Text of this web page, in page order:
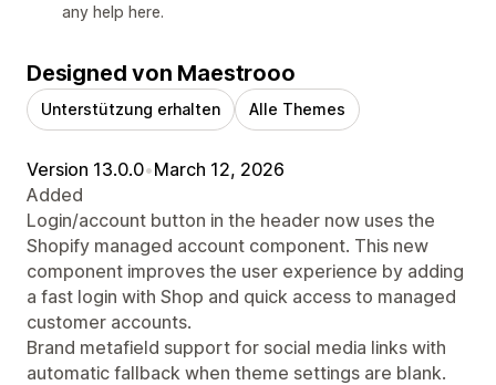
any help here.
Designed von Maestrooo
Unterstützung erhalten Alle Themes
Version 13.0.0•March 12, 2026
Added
Login/account button in the header now uses the
Shopify managed account component. This new
component improves the user experience by adding
a fast login with Shop and quick access to managed
customer accounts.
Brand metafield support for social media links with
automatic fallback when theme settings are blank.